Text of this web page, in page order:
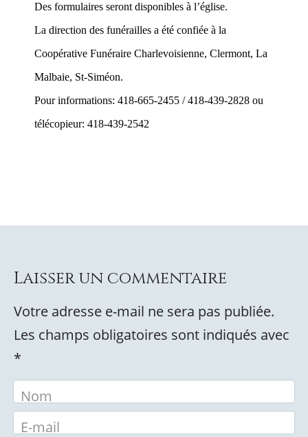
Des formulaires seront disponibles à l’église.
La direction des funérailles a été confiée à la
Coopérative Funéraire Charlevoisienne, Clermont, La
Malbaie, St-Siméon.
Pour informations: 418-665-2455 / 418-439-2828 ou
télécopieur: 418-439-2542
Laisser un commentaire
Votre adresse e-mail ne sera pas publiée.
Les champs obligatoires sont indiqués avec
*
Nom
E-mail